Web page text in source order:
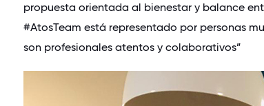
propuesta orientada al bienestar y balance
#AtosTeam está representado por personas
son profesionales atentos y colaborativos”